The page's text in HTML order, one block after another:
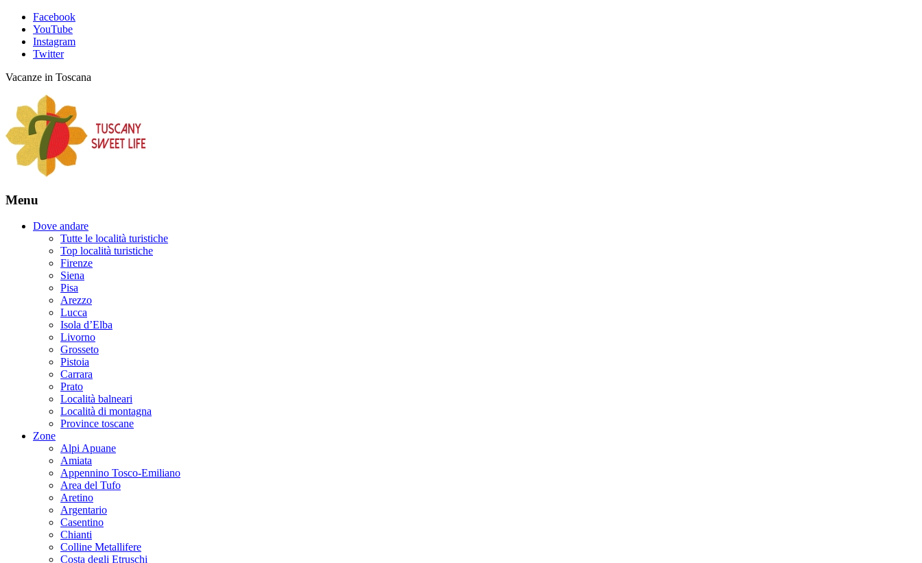
Facebook
YouTube
Instagram
Twitter
Vacanze in Toscana
Menu
Dove andare
Tutte le località turistiche
Top località turistiche
Firenze
Siena
Pisa
Arezzo
Lucca
Isola d’Elba
Livorno
Grosseto
Pistoia
Carrara
Prato
Località balneari
Località di montagna
Province toscane
Zone
Alpi Apuane
Amiata
Appennino Tosco-Emiliano
Area del Tufo
Aretino
Argentario
Casentino
Chianti
Colline Metallifere
Costa degli Etruschi